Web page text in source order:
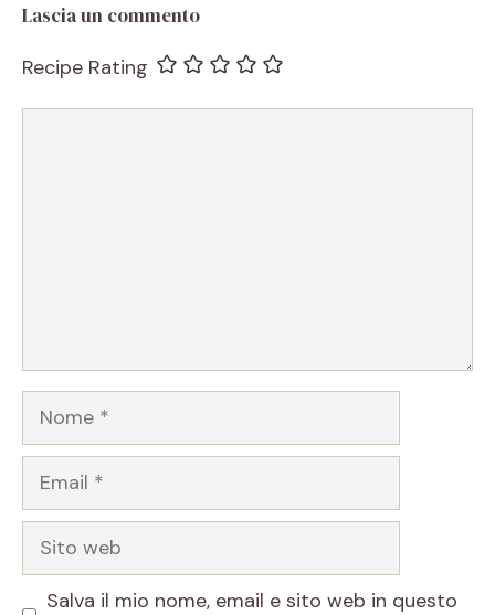
Lascia un commento
Recipe Rating
Sito
Salva il mio nome, email e sito web in questo